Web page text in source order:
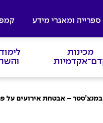
ספרייה ומאגרי מידע
מכינות
במנצ'סטר – אבטחת אירועים על